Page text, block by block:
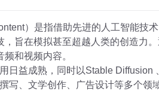
）是指借助先进的人工智能技
旨在模拟甚至超越人类的创造力
和视频内容。
日益成熟，同时以Stable Diffusion
写、文学创作、广告设计等多个领